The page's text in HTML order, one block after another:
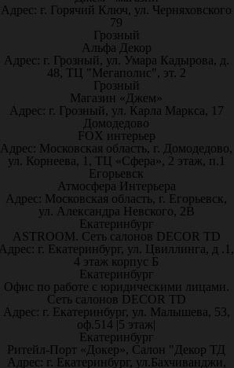
Адрес: г. Горячий Ключ, ул. Черняховского
79
Грозный
Альфа Декор
Адрес: г. Грозный, ул. Умара Кадырова, д.
48, ТЦ "Мегаполис", эт. 2
Грозный
Магазин «Джем»
Адрес: г. Грозный, ул. Карла Маркса, 17
Домодедово
FOX интерьер
Адрес: Московская область, г. Домодедово,
ул. Корнеева, 1, ТЦ «Сфера», 2 этаж, п.1
Егорьевск
Атмосфера Интерьера
Адрес: Московская область, г. Егорьевск,
ул. Александра Невского, 2В
Екатеринбург
ASTROOM. Сеть салонов DECOR TD
г. Екатеринбург, ул. Цвиллинга, д .1,
4 этаж корпус Б
Екатеринбург
Офис по работе с юридическими лицами.
Сеть салонов DECOR TD
Адрес: г. Екатеринбург, ул. Малышева, 53,
оф.514 |5 этаж|
Екатеринбург
Ритейл-Порт «Докер», Салон "Декор ТД
Адрес: г. Екатеринбург, ул.Бахчиванджи,